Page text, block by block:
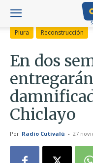
Piura Reconstrucción
En dos
Chiclayo
Por Radio Cutivalú - 27